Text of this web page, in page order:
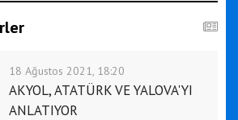
18 Ağustos 2021, 18:20
AKYOL, ATATÜRK VE YALOVA'YI
ANLATIYOR